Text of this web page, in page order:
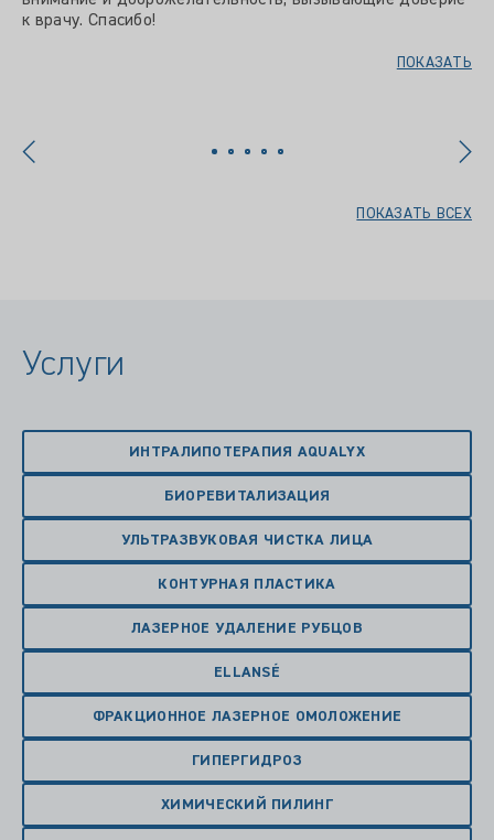
к врачу. Спасибо!
ПОКАЗАТЬ
ПОКАЗАТЬ ВСЕХ
Услуги
ИНТРАЛИПОТЕРАПИЯ AQUALYX
БИОРЕВИТАЛИЗАЦИЯ
УЛЬТРАЗВУКОВАЯ ЧИСТКА ЛИЦА
КОНТУРНАЯ ПЛАСТИКА
ЛАЗЕРНОЕ УДАЛЕНИЕ РУБЦОВ
ELLANSÉ
ФРАКЦИОННОЕ ЛАЗЕРНОЕ ОМОЛОЖЕНИЕ
ГИПЕРГИДРОЗ
ХИМИЧЕСКИЙ ПИЛИНГ